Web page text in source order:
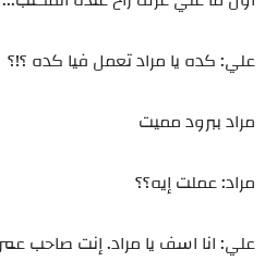
علي: كده يا مراد تعمل فيا كده ؟!؟
مراد ببرود مميت
مراد: عملت إيه؟؟
علي: انا اسف يا مراد. إنت صاحب